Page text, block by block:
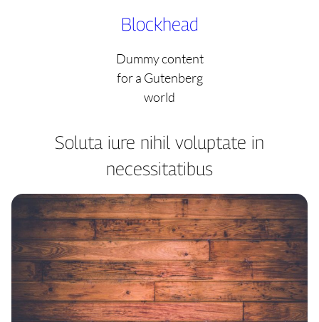
Blockhead
Dummy content
for a Gutenberg
world
Soluta iure nihil voluptate in
necessitatibus